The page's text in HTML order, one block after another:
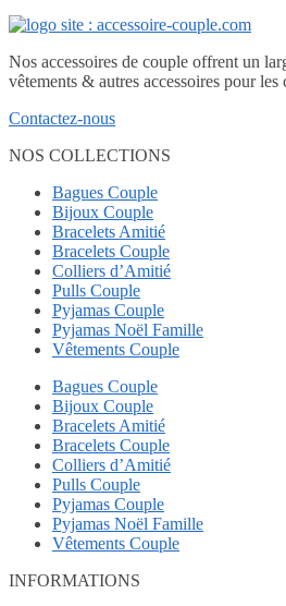
Nos accessoires de couple offrent un
vêtements & autres accessoires pour
Contactez-nous
NOS COLLECTIONS
Bagues Couple
Bijoux Couple
Bracelets Amitié
Bracelets Couple
Colliers d’Amitié
Pulls Couple
Pyjamas Couple
Pyjamas Noël Famille
Vêtements Couple
Bagues Couple
Bijoux Couple
Bracelets Amitié
Bracelets Couple
Colliers d’Amitié
Pulls Couple
Pyjamas Couple
Pyjamas Noël Famille
Vêtements Couple
INFORMATIONS